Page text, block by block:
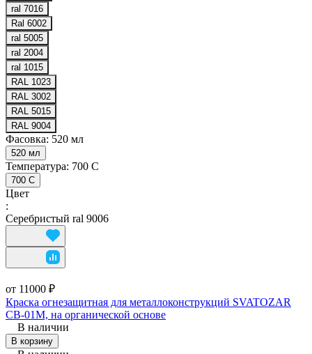
ral 7016
Ral 6002
ral 5005
ral 2004
ral 1015
RAL 1023
RAL 3002
RAL 5015
RAL 9004
Фасовка: 520 мл
520 мл
Температура: 700 С
700 С
Цвет
:
Серебристый ral 9006
от 11000 ₽
Краска огнезащитная для металлоконструкций SVATOZAR
СВ-01М, на органической основе
В наличии
В корзину